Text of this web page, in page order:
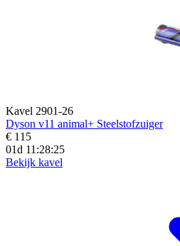
Kavel 2901-26
Dyson v11 animal+ Steelstofzuiger
€ 115
01d 11:28:23
Bekijk kavel